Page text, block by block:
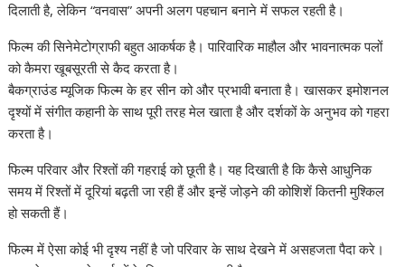
दिलाती है, लेकिन “वनवास” अपनी अलग पहचान बनाने में सफल रहती है।
फिल्म की सिनेमेटोग्राफी बहुत आकर्षक है। पारिवारिक माहौल और भावनात्मक पलों
को कैमरा खूबसूरती से कैद करता है।
बैकग्राउंड म्यूजिक फिल्म के हर सीन को और प्रभावी बनाता है। खासकर इमोशनल
दृश्यों में संगीत कहानी के साथ पूरी तरह मेल खाता है और दर्शकों के अनुभव को गहरा
करता है।
फिल्म परिवार और रिश्तों की गहराई को छूती है। यह दिखाती है कि कैसे आधुनिक
समय में रिश्तों में दूरियां बढ़ती जा रही हैं और इन्हें जोड़ने की कोशिशें कितनी मुश्किल
हो सकती हैं।
फिल्म में ऐसा कोई भी दृश्य नहीं है जो परिवार के साथ देखने में असहजता पैदा करे।